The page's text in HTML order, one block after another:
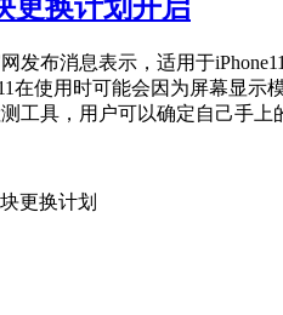
更换计划开启
发布消息表示，适用于
在使用时可能会因为屏幕显
工具，用户可以确定自己手